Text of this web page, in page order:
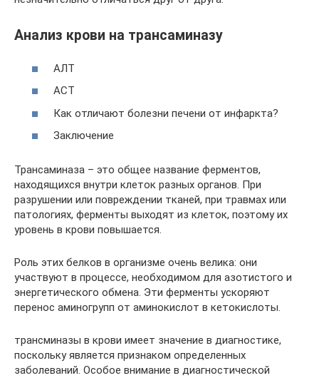
Анализ крови на трансаминазу
АЛТ
АСТ
Как отличают болезни печени от инфаркта?
Заключение
Трансаминаза – это общее название ферментов,
находящихся внутри клеток разных органов. При
разрушении или повреждении тканей, при травмах или
патологиях, ферменты выходят из клеток, поэтому их
уровень в крови повышается.
Роль этих белков в организме очень велика: они
участвуют в процессе, необходимом для азотистого и
энергетического обмена. Эти ферменты ускоряют
перенос аминогрупп от аминокислот в кетокислоты.
трансминазы в крови имеет значение в диагностике,
поскольку является признаком определенных
заболеваний. Особое внимание в диагностической